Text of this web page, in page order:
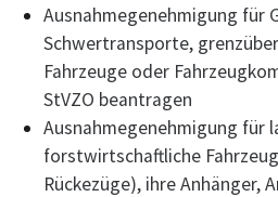
Ausnahmegenehmigung für
Schwertransporte,
Fahrzeuge oder
StVZO beantragen
Ausnahmegenehmigung für
forstwirtschaftliche
Rückezüge), ihre Anhänger,